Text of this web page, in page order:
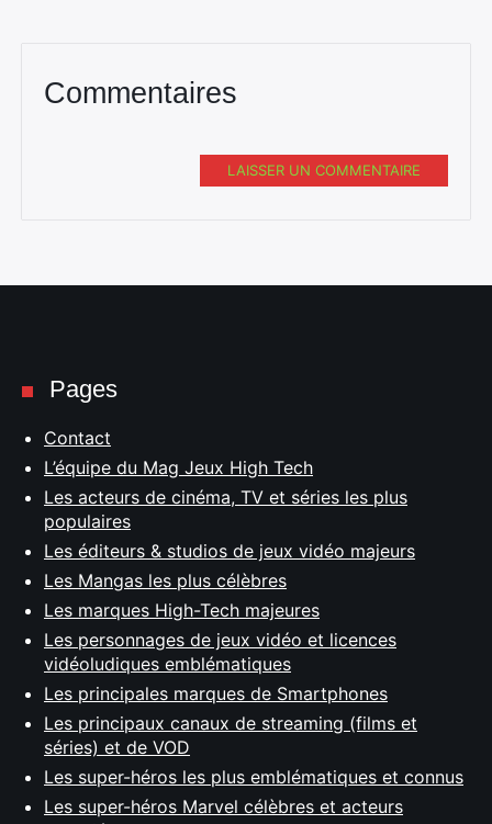
Commentaires
LAISSER UN COMMENTAIRE
Pages
Contact
L’équipe du Mag Jeux High Tech
Les acteurs de cinéma, TV et séries les plus
populaires
Les éditeurs & studios de jeux vidéo majeurs
Les Mangas les plus célèbres
Les marques High-Tech majeures
Les personnages de jeux vidéo et licences
vidéoludiques emblématiques
Les principales marques de Smartphones
Les principaux canaux de streaming (films et
séries) et de VOD
Les super-héros les plus emblématiques et connus
Les super-héros Marvel célèbres et acteurs